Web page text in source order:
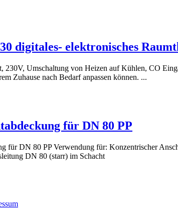
digitales- elektronisches
230V, Umschaltung von Heizen auf Kühlen, CO
Zuhause nach Bedarf anpassen können. ...
für DN 80 PP
für DN 80 PP Verwendung für: Konzentrischer
DN 80 (starr) im Schacht